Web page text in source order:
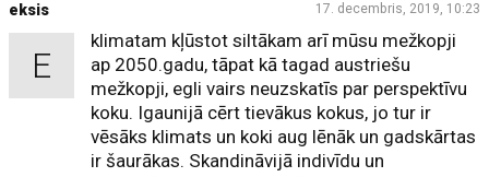
17. decembris, 2019, 10:23
eksis
E
klimatam kļūstot siltākam arī mūsu mežkopji
ap 2050.gadu, tāpat kā tagad austriešu
mežkopji, egli vairs neuzskatīs par perspektīvu
koku. Igaunijā cērt tievākus kokus, jo tur ir
vēsāks klimats un koki aug lēnāk un gadskārtas
ir šaurākas. Skandināvijā indivīdu un